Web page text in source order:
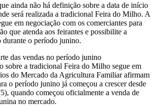
ainda não há definição sobre a data de início
será realizada a tradicional Feira do Milho. A
em negociação com os comerciantes para
que atenda aos feirantes e possibilite a
durante o período junino.
das vendas no período junino
sobre a tradicional Feira do Milho segue em
do Mercado da Agricultura Familiar afirmam
o período junino já começou a crescer desde
quando começou oficialmente a venda de
no mercado.